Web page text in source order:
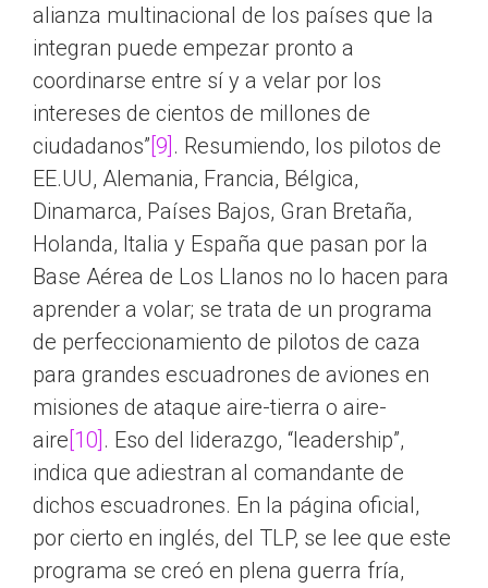
alianza multinacional de los países que la
integran puede empezar pronto a
coordinarse entre sí y a velar por los
intereses de cientos de millones de
ciudadanos”[9] . Resumiendo, los pilotos de
EE.UU, Alemania, Francia, Bélgica,
Dinamarca, Países Bajos, Gran Bretaña,
Holanda, Italia y España que pasan por la
Base Aérea de Los Llanos no lo hacen para
aprender a volar; se trata de un programa
de perfeccionamiento de pilotos de caza
para grandes escuadrones de aviones en
misiones de ataque aire-tierra o aire-
aire[10] . Eso del liderazgo, “leadership”,
indica que adiestran al comandante de
dichos escuadrones. En la página oficial,
por cierto en inglés, del TLP, se lee que este
programa se creó en plena guerra fría,